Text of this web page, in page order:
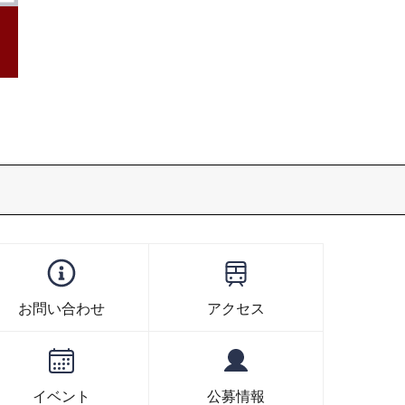
お問い合わせ アクセス
イベント 公募情報